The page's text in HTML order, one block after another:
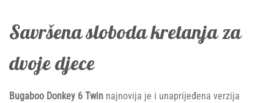
Savršena sloboda kretanja za
dvoje djece
Bugaboo Donkey 6 Twin najnovija je i unaprijeđena verzija